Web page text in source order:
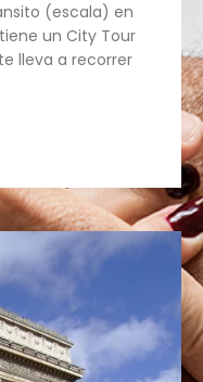
(escala) en
tiene un City Tour
lleva a recorrer